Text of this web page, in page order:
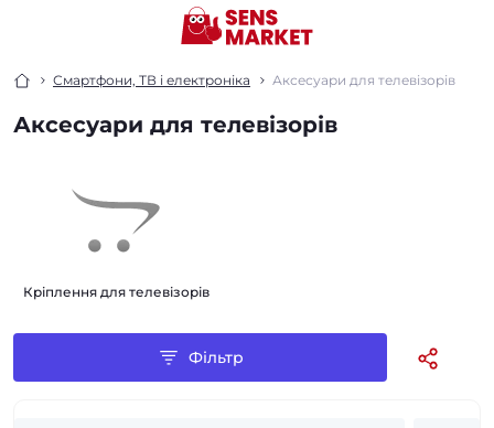
Смартфони, ТВ і електроніка Аксесуари для телевізорів
Аксесуари для телевізорів
Кріплення для телевізорів
Фільтр